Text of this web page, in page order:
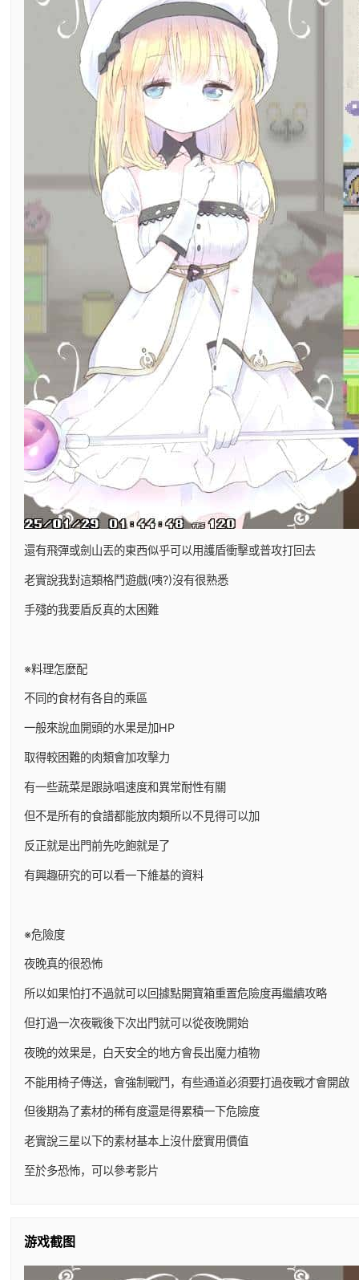
還有飛彈或劍山丟的東西似乎可以用護盾衝擊或普攻打回去
老實說我對這類格鬥遊戲(咦?)沒有很熟悉
手殘的我要盾反真的太困難
※料理怎麼配
不同的食材有各自的乘區
一般來說血開頭的水果是加HP
取得較困難的肉類會加攻擊力
有一些蔬菜是跟詠唱速度和異常耐性有關
但不是所有的食譜都能放肉類所以不見得可以加
反正就是出門前先吃飽就是了
有興趣研究的可以看一下維基的資料
※危險度
夜晚真的很恐怖
所以如果怕打不過就可以回據點開寶箱重置危險度再繼續攻略
但打過一次夜戰後下次出門就可以從夜晚開始
夜晚的效果是，白天安全的地方會長出魔力植物
不能用椅子傳送，會強制戰鬥，有些通道必須要打過夜戰才會開啟
但後期為了素材的稀有度還是得累積一下危險度
老實說三星以下的素材基本上沒什麼實用價值
至於多恐怖，可以參考影片
游戏截图